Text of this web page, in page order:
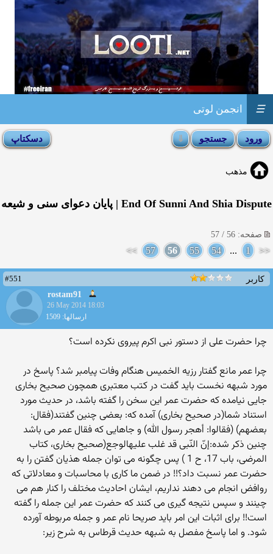
انجمن لوتی ☰
مذهب
End Of Sunni And Shia Dispute | پایان دعوای سنی و شیعه
صفحه: 56 / 57
<<
1
...
54
55
56
57
>>
کاربر
#551
rostam91
26 May 2014 18:03
ارسالها: 1509
چرا حضرت علی از دستور نبی اکرم پیروی نکرده است؟
چرا عمر مانع گفتار رزیه الخمیس هنگام وفات پیامبر شد؟ پاسخ در
مورد شبهه نخست باید گفت در کتب معتبری همچون صحیح بخاری
جایی نیامده که حضرت عمر این سخن را گفته باشد، در حدیث مورد
استناد شما(در صحیح بخاری) آمده که: بعضی چنین گفتند(فقال:
بعضهم) (فقالوا: أهجر رسول الله) و جاهایی که فقال عمر می باشد
چنین ذکر شده:إنّ النّبى قد غلب عليهالوجع(صحيح بخارى، كتاب
المرضى، باب 17، ح 1 ) پس چگونه می توان جمله هذیان گفتن را به
حضرت عمر نسبت داد؟!! در ضمن ما کاری با محاسبات و معادلاتی که
روافض انجام می دهند نداریم، ایشان احادیث مختلف را کنار هم می
چینند و سپس نتیجه گیری می کنند که حضرت عمر این جمله را گفته
است!! برای اثبات این امر باید صریحا نام عمر و جمله مربوطه آورده
شود. و اما پاسخ مفصل به شبهه حدیث قرطاس به شرح زیر: